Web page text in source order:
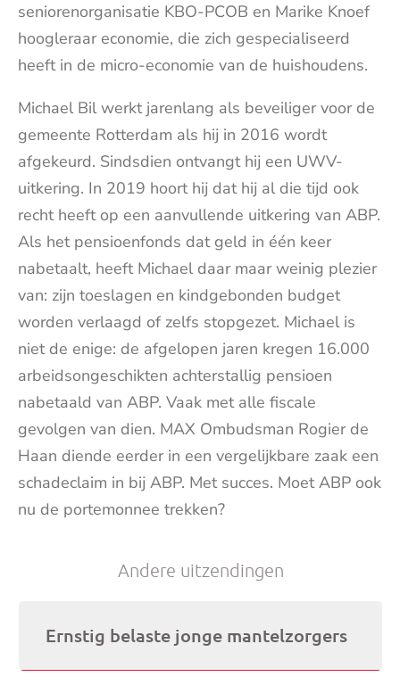
seniorenorganisatie KBO-PCOB en Marike Knoef
hoogleraar economie, die zich gespecialiseerd
heeft in de micro-economie van de huishoudens.
Michael Bil werkt jarenlang als beveiliger voor de
gemeente Rotterdam als hij in 2016 wordt
afgekeurd. Sindsdien ontvangt hij een UWV-
uitkering. In 2019 hoort hij dat hij al die tijd ook
recht heeft op een aanvullende uitkering van ABP.
Als het pensioenfonds dat geld in één keer
nabetaalt, heeft Michael daar maar weinig plezier
van: zijn toeslagen en kindgebonden budget
worden verlaagd of zelfs stopgezet. Michael is
niet de enige: de afgelopen jaren kregen 16.000
arbeidsongeschikten achterstallig pensioen
nabetaald van ABP. Vaak met alle fiscale
gevolgen van dien. MAX Ombudsman Rogier de
Haan diende eerder in een vergelijkbare zaak een
schadeclaim in bij ABP. Met succes. Moet ABP ook
nu de portemonnee trekken?
Andere uitzendingen
Ernstig belaste jonge mantelzorgers